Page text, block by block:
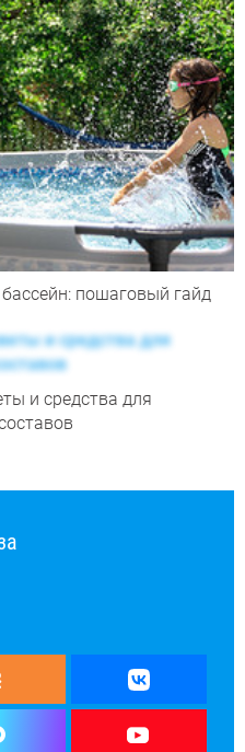
пошаговый гайд
и средства для